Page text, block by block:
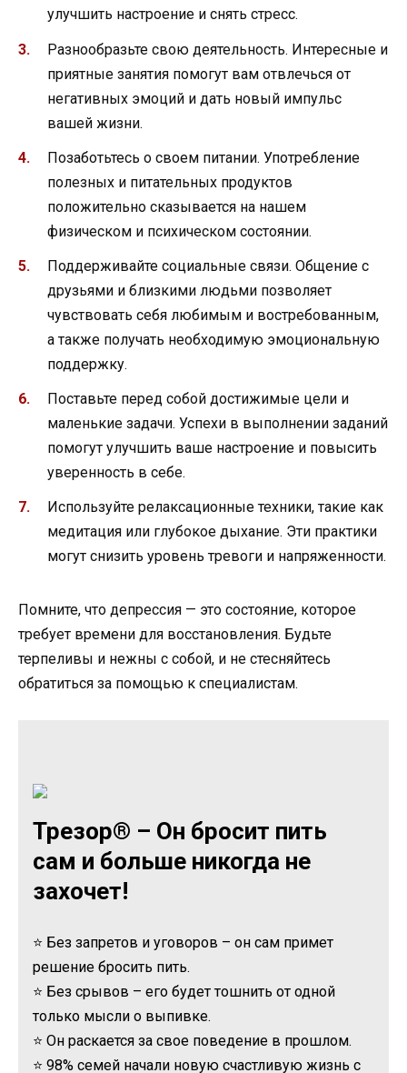
улучшить настроение и снять стресс.
Разнообразьте свою деятельность. Интересные и
приятные занятия помогут вам отвлечься от
негативных эмоций и дать новый импульс
вашей жизни.
Позаботьтесь о своем питании. Употребление
полезных и питательных продуктов
положительно сказывается на нашем
физическом и психическом состоянии.
Поддерживайте социальные связи. Общение с
друзьями и близкими людьми позволяет
чувствовать себя любимым и востребованным,
а также получать необходимую эмоциональную
поддержку.
Поставьте перед собой достижимые цели и
маленькие задачи. Успехи в выполнении заданий
помогут улучшить ваше настроение и повысить
уверенность в себе.
Используйте релаксационные техники, такие как
медитация или глубокое дыхание. Эти практики
могут снизить уровень тревоги и напряженности.
Помните, что депрессия — это состояние, которое
требует времени для восстановления. Будьте
терпеливы и нежны с собой, и не стесняйтесь
обратиться за помощью к специалистам.
Трезор® – Он бросит пить
сам и больше никогда не
захочет!
⭐ Без запретов и уговоров – он сам примет
решение бросить пить.
⭐ Без срывов – его будет тошнить от одной
только мысли о выпивке.
⭐ Он раскается за свое поведение в прошлом.
⭐ 98% семей начали новую счастливую жизнь с